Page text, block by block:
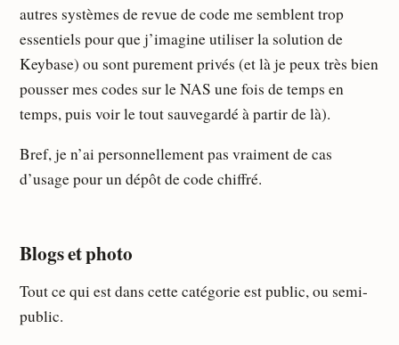
autres systèmes de revue de code me semblent trop
essentiels pour que j’imagine utiliser la solution de
Keybase) ou sont purement privés (et là je peux très bien
pousser mes codes sur le NAS une fois de temps en
temps, puis voir le tout sauvegardé à partir de là).
Bref, je n’ai personnellement pas vraiment de cas
d’usage pour un dépôt de code chiffré.
Blogs et photo
Tout ce qui est dans cette catégorie est public, ou semi-
public.